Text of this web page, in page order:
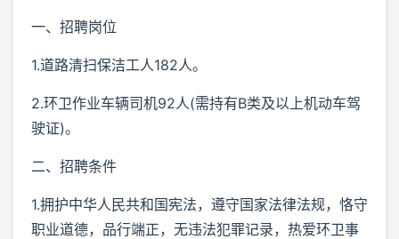
一、招聘岗位
1.道路清扫保洁工人182人。
2.环卫作业车辆司机92人(需持有B类及以上机动车驾
驶证)。
二、招聘条件
1.拥护中华人民共和国宪法，遵守国家法律法规，恪守
职业道德，品行端正，无违法犯罪记录，热爱环卫事